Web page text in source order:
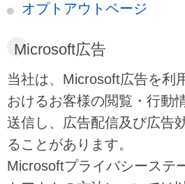
オプトアウトページ
Microsoft広告
当社は、Microsoft広告を利
おけるお客様の閲覧・行動
送信し、広告配信及び広告
ることがあります。
Microsoftプライバシーステ